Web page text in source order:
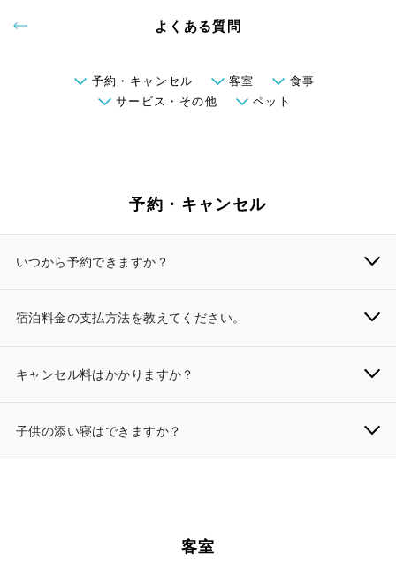
よくある質問
予約・キャンセル 客室
食事
サービス・その他
ペット
予約・キャンセル
いつから予約できますか？
宿泊料金の支払方法を教えてください。
キャンセル料はかかりますか？
子供の添い寝はできますか？
客室